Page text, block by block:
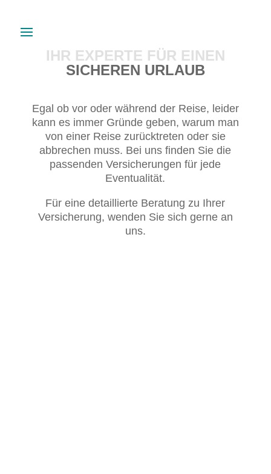
IHR EXPERTE FÜR EINEN
SICHEREN URLAUB
Egal ob vor oder während der Reise, leider
kann es immer Gründe geben, warum man
von einer Reise zurücktreten oder sie
abbrechen muss. Bei uns finden Sie die
passenden Versicherungen für jede
Eventualität.
Für eine detaillierte Beratung zu Ihrer
Versicherung, wenden Sie sich gerne an
uns.